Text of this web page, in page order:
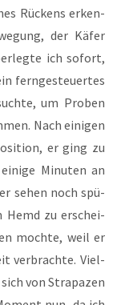
Rückens erken­
der Käfer
ich sofort,
fern­ge­steu­er­tes
um Pro­ben
Nach eini­gen
er ging zu
Minu­ten an
sehen noch spü­
Hemd zu erschei­
moch­te, weil er
ver­brach­te. Viel­
von Stra­pa­zen